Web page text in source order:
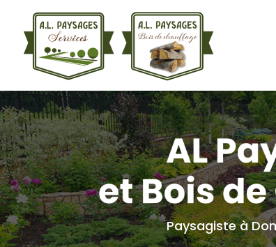
contenu
principal
Paysagiste à